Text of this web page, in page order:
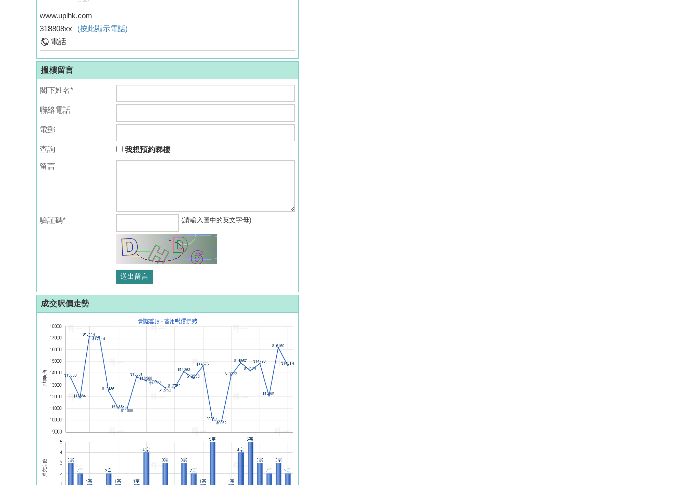
www.uplhk.com
318808xx
(按此顯示電話)
電話
搵樓留言
閣下姓名*
聯絡電話
電郵
查詢
我想預約睇樓
留言
驗証碼* (請輸入圖中的英文字母)
成交呎價走勢